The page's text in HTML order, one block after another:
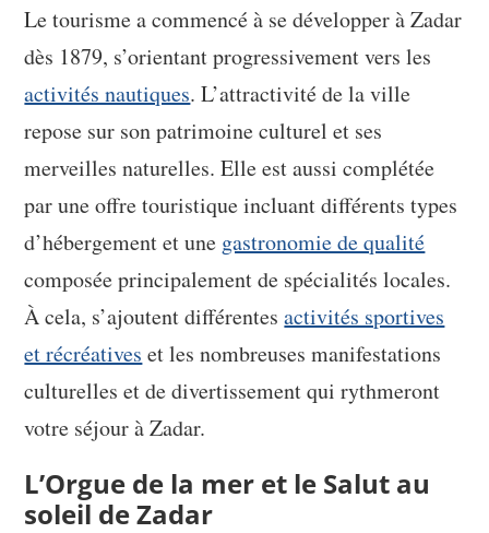
Le tourisme a commencé à se développer à Zadar
dès 1879, s’orientant progressivement vers les
activités nautiques. L’attractivité de la ville
repose sur son patrimoine culturel et ses
merveilles naturelles. Elle est aussi complétée
par une offre touristique incluant différents types
d’hébergement et une gastronomie de qualité
composée principalement de spécialités locales.
À cela, s’ajoutent différentesactivités sportives
et récréatives et les nombreuses manifestations
culturelles et de divertissement qui rythmeront
votre séjour à Zadar.
L’Orgue de la mer et le Salut au
soleil de Zadar